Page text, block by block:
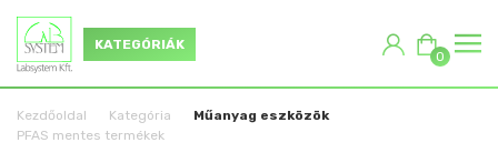
KATEGÓRIÁK
0
Kezdőoldal Kategória
Műanyag eszközök
PFAS mentes termékek